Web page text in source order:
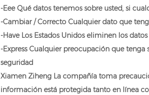
-Eee Qué datos tenemos sobre usted, si
-Cambiar / Correcto Cualquier dato que
-Have Los Estados Unidos eliminen los
-Express Cualquier preocupación que tenga
seguridad
Xiamen Ziheng La compañía toma
información está protegida tanto en línea